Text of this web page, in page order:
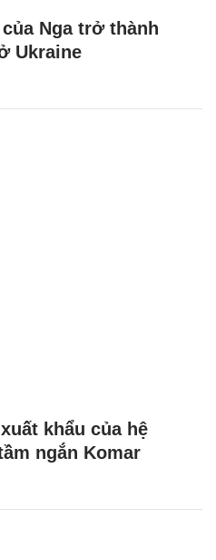
Nga trở thành
Ukraine
khẩu của hệ
ngắn Komar